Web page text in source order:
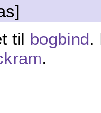
til bogbind.
.